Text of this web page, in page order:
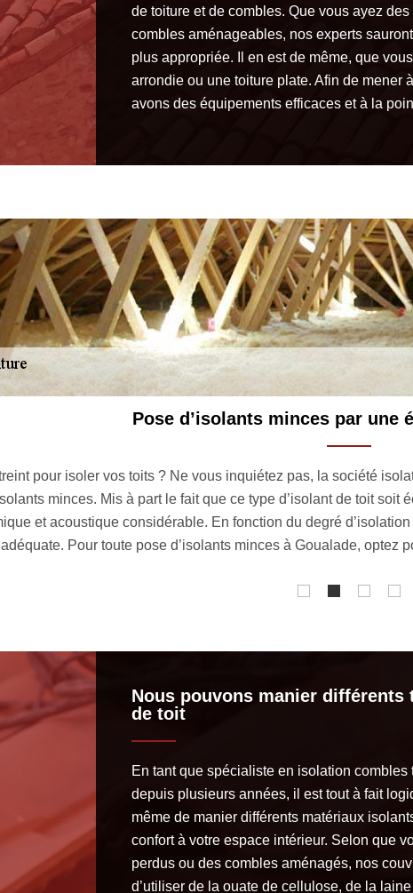
de toiture et de combles. Que vous ayez
combles aménageables, nos experts
plus appropriée. Il en est de même, que
arrondie ou une toiture plate. Afin de mener
avons des équipements efficaces et à la
MM Rénovation toiture 33,
Réalisez vos travaux d’isolation combles toiture à Goualade
Pour apporter un confort optimal à votre habitation, notre équipe
technique d’isolation combles toiture à appliquer sera
votre toiture, entre autres.
Nous pouvons manier différents
de toit
En tant que spécialiste en isolation combles
depuis plusieurs années, il est tout à fait
même de manier différents matériaux
confort à votre espace intérieur. Selon que
perdus ou des combles aménagés, nos
d’utiliser de la ouate de cellulose, de la